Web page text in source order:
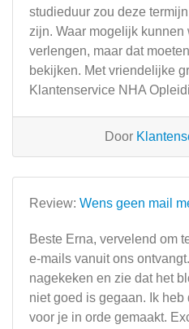
studieduur zou deze
zijn. Waar mogelijk
verlengen, maar dat
bekijken. Met vriendelijke
Klantenservice NHA
Door
Review: Wens geen mail
Beste Erna, vervelend om
e-mails vanuit ons
nagekeken en zie dat het
niet goed is gegaan. Ik
voor je in orde gemaakt.